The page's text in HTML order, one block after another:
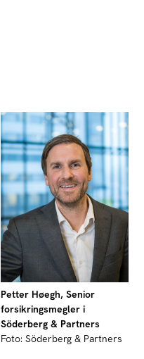
Petter Høegh, Senior
forsikringsmegler i
Söderberg & Partners
Foto: Söderberg & Partners